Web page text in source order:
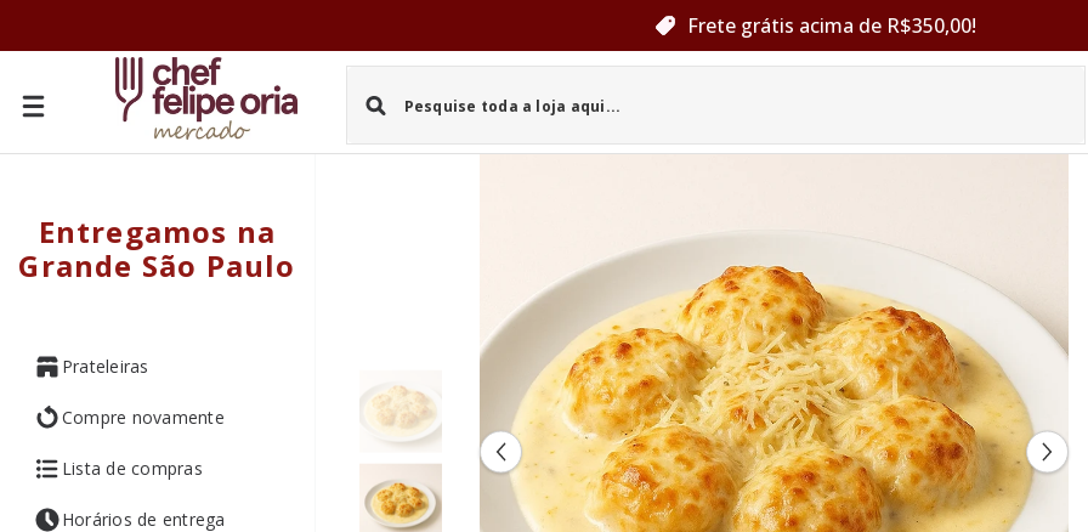
Frete grátis acima de R$350,00!
Entregamos na
Grande São Paulo
Prateleiras
Compre novamente
Lista de compras
Horários de entrega